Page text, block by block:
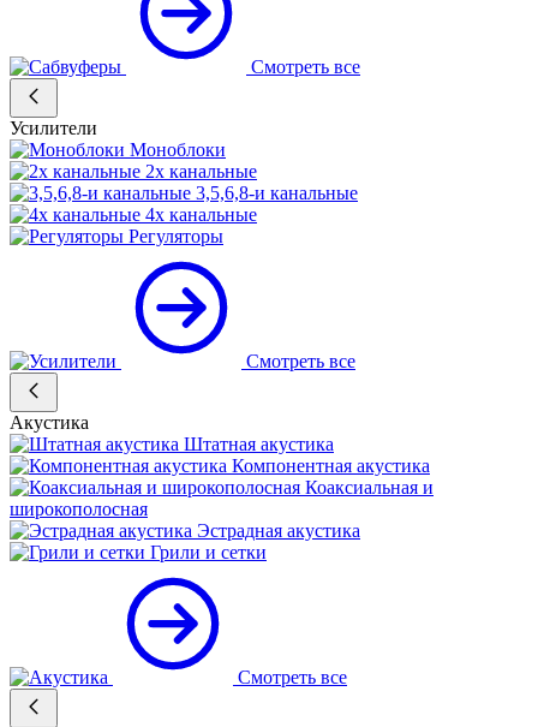
Смотреть все
Усилители
Моноблоки
2х канальные
3,5,6,8-и канальные
4х канальные
Регуляторы
Смотреть все
Акустика
Штатная акустика
Компонентная акустика
Коаксиальная и
широкополосная
Эстрадная акустика
Грили и сетки
Смотреть все